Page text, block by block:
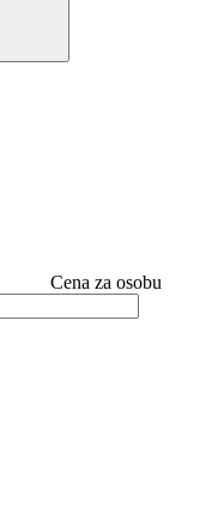
Cena za osobu